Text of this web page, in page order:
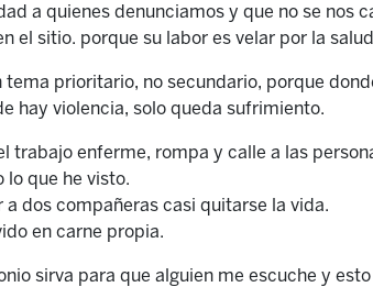
a quienes denunciamos y que no se nos
el sitio. porque su labor es velar por la
tema prioritario, no secundario, porque
hay violencia, solo queda sufrimiento.
trabajo enferme, rompa y calle a las
lo que he visto.
a dos compañeras casi quitarse la vida.
en carne propia.
sirva para que alguien me escuche y